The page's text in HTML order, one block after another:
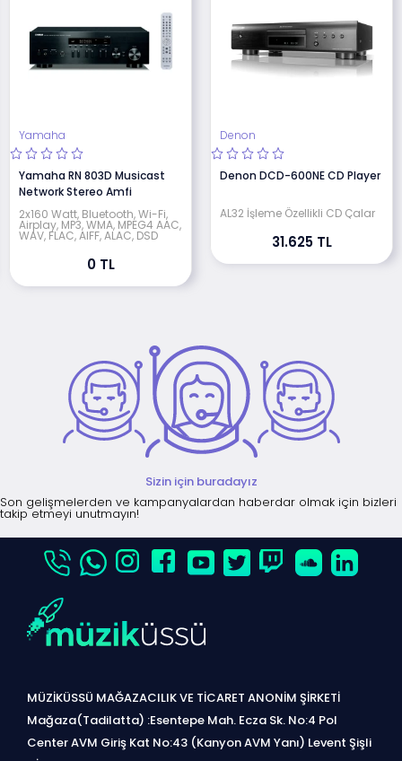
Yamaha
Yamaha RN 803D Musicast
Network Stereo Amfi
2x160 Watt, Bluetooth, Wi-Fi,
Airplay, MP3, WMA, MPEG4 AAC,
WAV, FLAC, AIFF, ALAC, DSD
0 TL
Denon
Denon DCD-600NE CD Player
AL32 İşleme Özellikli CD Çalar
31.625 TL
Sizin için buradayız
Son gelişmelerden ve kampanyalardan haberdar olmak için bizleri
takip etmeyi unutmayın!
MÜZİKÜSSÜ MAĞAZACILIK VE TİCARET ANONİM ŞİRKETİ
Mağaza(Tadilatta) :Esentepe Mah. Ecza Sk. No:4 Pol
Center AVM Giriş Kat No:43 (Kanyon AVM Yanı) Levent Şişli